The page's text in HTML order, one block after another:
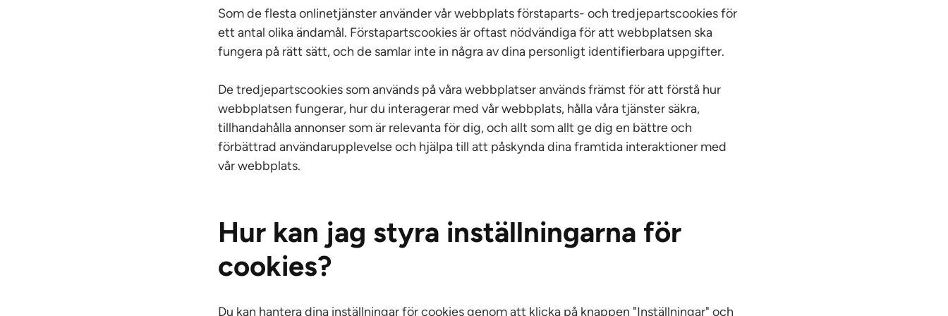
Som de flesta onlinetjänster använder vår webbplats förstaparts- och tredjepartscookies för
ett antal olika ändamål. Förstapartscookies är oftast nödvändiga för att webbplatsen ska
fungera på rätt sätt, och de samlar inte in några av dina personligt identifierbara uppgifter.
De tredjepartscookies som används på våra webbplatser används främst för att förstå hur
webbplatsen fungerar, hur du interagerar med vår webbplats, hålla våra tjänster säkra,
tillhandahålla annonser som är relevanta för dig, och allt som allt ge dig en bättre och
förbättrad användarupplevelse och hjälpa till att påskynda dina framtida interaktioner med
vår webbplats.
Hur kan jag styra inställningarna för
cookies?
Du kan hantera dina inställningar för cookies genom att klicka på knappen "Inställningar" och